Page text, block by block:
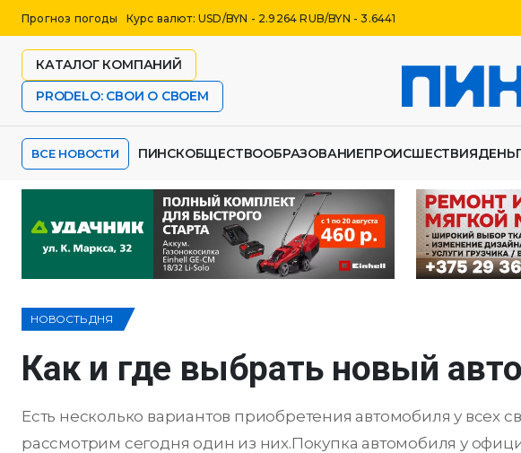
Прогноз погоды Курс валют: USD/BYN - 2.9264 RUB/BYN - 3.6441
КАТАЛОГ КОМПАНИЙ
PRODELO: СВОИ О СВОЕМ
ВСЕ НОВОСТИ ПИНСКОБЩЕСТВООБРАЗОВАНИЕПРОИСШЕСТВИЯ
НОВОСТЬ ДНЯ
Как и где выбрать новый
Есть несколько вариантов приобретения автомобиля у всех
рассмотрим сегодня один из них.Покупка автомобиля у